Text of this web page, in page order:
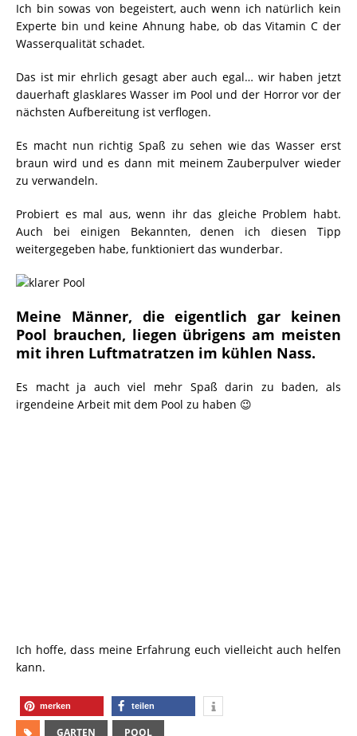
Ich bin sowas von begeistert, auch wenn ich natürlich kein
Experte bin und keine Ahnung habe, ob das Vitamin C der
Wasserqualität schadet.
Das ist mir ehrlich gesagt aber auch egal… wir haben jetzt
dauerhaft glasklares Wasser im Pool und der Horror vor der
nächsten Aufbereitung ist verflogen.
Es macht nun richtig Spaß zu sehen wie das Wasser erst
braun wird und es dann mit meinem Zauberpulver wieder
zu verwandeln.
Probiert es mal aus, wenn ihr das gleiche Problem habt.
Auch bei einigen Bekannten, denen ich diesen Tipp
weitergegeben habe, funktioniert das wunderbar.
Meine Männer, die eigentlich gar keinen
Pool brauchen, liegen übrigens am meisten
mit ihren Luftmatratzen im kühlen Nass.
Es macht ja auch viel mehr Spaß darin zu baden, als
irgendeine Arbeit mit dem Pool zu haben 😉
Ich hoffe, dass meine Erfahrung euch vielleicht auch helfen
kann.
merken teilen
GARTEN POOL